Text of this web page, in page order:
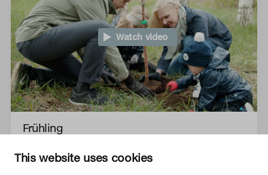
This website uses cookies
Watch video
Frühling
erste Zeichen für den herannahenden Frühling. Endlich ist der